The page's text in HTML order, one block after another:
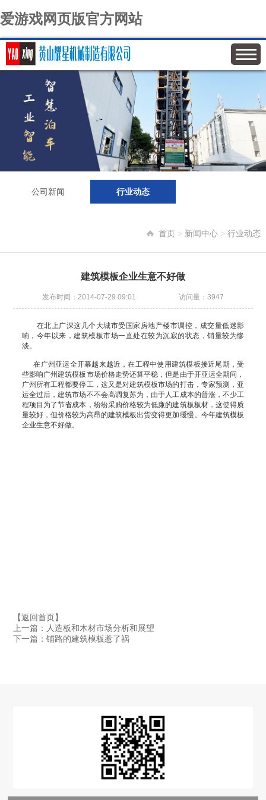
爱游戏网页版官方网站
公司新闻 行业动态
首页 > 新闻中心 >行业动态
建筑模板企业生意不好做
发布时间：2014-07-29 09:01 访问量：3947
在北上广深这几个大城市受国家房地产楼市调控，成交量低迷影
响，今年以来，建筑模板市场一直处在较为沉寂的状态，销量较为惨
淡。
在广州亚运全开幕越来越近，在工程中使用建筑模板接近尾期，受
些影响广州建筑模板市场价格走势还算平稳，但是由于开亚运全期间，
广州所有工程都要停工，这又是对建筑模板市场的打击，专家预测，亚
运全过后，建筑市场不不会高调复苏为，由于人工成本的普涨，不少工
程项目为了节省成本，纷纷采购价格较为低廉的建筑板板材，这使得质
量较好，但价格较为高昂的建筑模板出货变得更加缓慢。今年建筑模板
企业生意不好做。
【返回首页】
上一篇：人造板和木材市场分析和展望
下一篇：铺路的建筑模板惹了祸